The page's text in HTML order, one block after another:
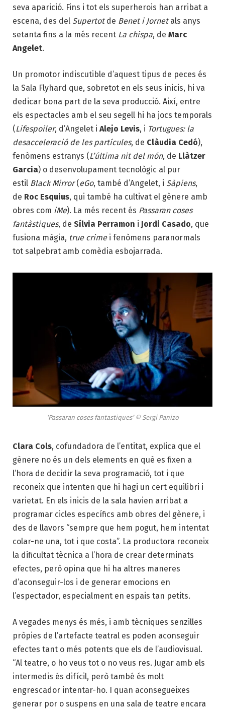
seva aparició. Fins i tot els superherois han arribat a
escena, des del Supertotde Benet i Jornetals anys
setanta fins a la més recent La chispa, de Marc
Angelet.
Un promotor indiscutible d’aquest tipus de peces és
la Sala Flyhard que, sobretot en els seus inicis, hi va
dedicar bona part de la seva producció. Així, entre
els espectacles amb el seu segell hi ha jocs temporals
(Lifespoiler, d’Angelet i Alejo Levis, i Tortugues: la
desacceleració de les partícules, de Clàudia Cedó),
fenòmens estranys (L’última nit del món, de Llàtzer
Garcia) o desenvolupament tecnològic al pur
estil Black Mirror(eGo, també d’Angelet, i Sàpiens,
de Roc Esquius, qui també ha cultivat el gènere amb
obres com iMe). La més recent és Passaran coses
fantàstiques, de Sílvia Perramon i Jordi Casado, que
fusiona màgia, true crimei fenòmens paranormals
tot salpebrat amb comèdia esbojarrada.
‘Passaran coses fantastiques’ © Sergi Panizo
Clara Cols, cofundadora de l’entitat, explica que el
gènere no és un dels elements en què es fixen a
l’hora de decidir la seva programació, tot i que
reconeix que intenten que hi hagi un cert equilibri i
varietat. En els inicis de la sala havien arribat a
programar cicles específics amb obres del gènere, i
des de llavors “sempre que hem pogut, hem intentat
colar-ne una, tot i que costa”. La productora reconeix
la dificultat tècnica a l’hora de crear determinats
efectes, però opina que hi ha altres maneres
d’aconseguir-los i de generar emocions en
l’espectador, especialment en espais tan petits.
A vegades menys és més, i amb tècniques senzilles
pròpies de l’artefacte teatral es poden aconseguir
efectes tant o més potents que els de l’audiovisual.
“Al teatre, o ho veus tot o no veus res. Jugar amb els
intermedis és difícil, però també és molt
engrescador intentar-ho. I quan aconsegueixes
generar por o suspens en una sala de teatre encara